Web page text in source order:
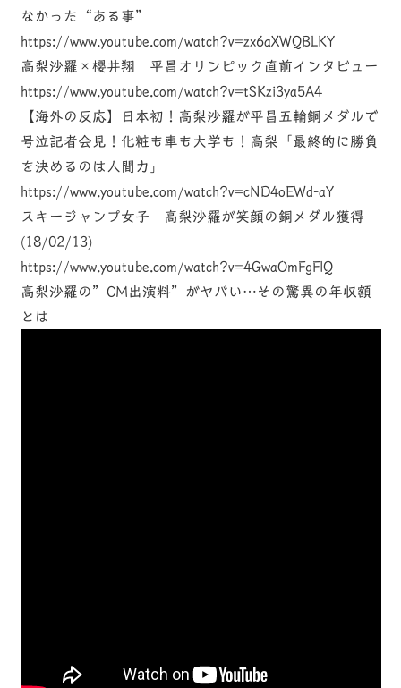
なかった“ある事”
https://www.youtube.com/watch?v=zx6aXWQBLKY
高梨沙羅×櫻井翔 平昌オリンピック直前インタビュー
https://www.youtube.com/watch?v=tSKzi3ya5A4
【海外の反応】日本初！高梨沙羅が平昌五輪銅メダルで
号泣記者会見！化粧も車も大学も！高梨「最終的に勝負
を決めるのは人間力」
https://www.youtube.com/watch?v=cND4oEWd-aY
スキージャンプ女子 高梨沙羅が笑顔の銅メダル獲得
(18/02/13)
https://www.youtube.com/watch?v=4GwaOmFgFlQ
高梨沙羅の”CM出演料”がヤバい…その驚異の年収額
とは